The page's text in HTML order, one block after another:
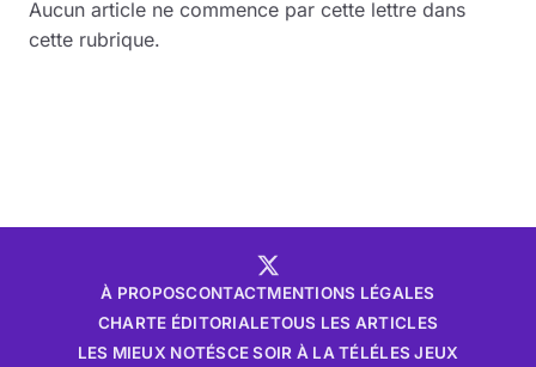
Aucun article ne commence par cette lettre dans
cette rubrique.
À PROPOSCONTACTMENTIONS LÉGALES
CHARTE ÉDITORIALETOUS LES ARTICLES
LES MIEUX NOTÉSCE SOIR À LA TÉLÉLES JEUX